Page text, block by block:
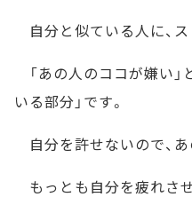
自分と似ている人に、ス
「あの人のココが嫌い」
いる部分」です。
自分を許せないので、
もっとも自分を疲れさ